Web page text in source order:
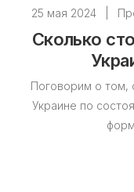
25 мая 2024
Сколько
Поговорим о том,
Украине по